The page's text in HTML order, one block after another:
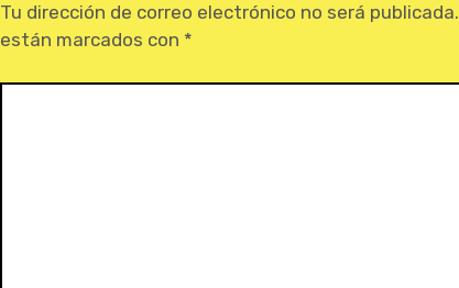
Tu dirección de correo electrónico no será publicada.
están marcados con *